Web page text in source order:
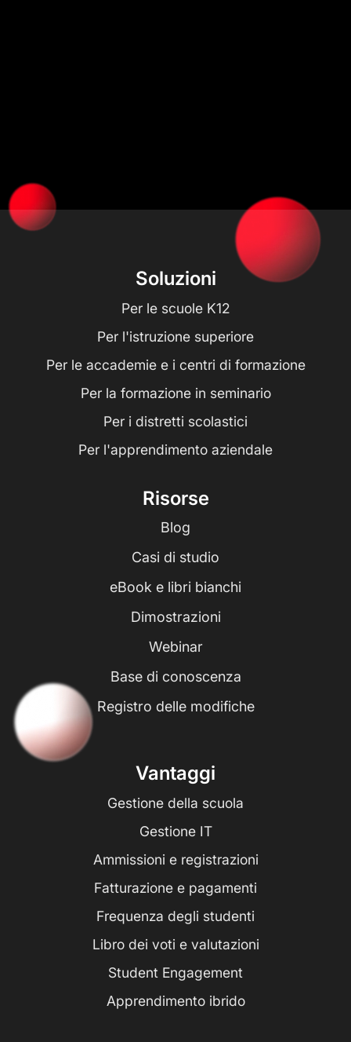
Soluzioni
Per le scuole K12
Per l'istruzione superiore
Per le accademie e i centri di formazione
Per la formazione in seminario
Per i distretti scolastici
Per l'apprendimento aziendale
Risorse
Blog
Casi di studio
eBook e libri bianchi
Dimostrazioni
Webinar
Base di conoscenza
Registro delle modifiche
Vantaggi
Gestione della scuola
Gestione IT
Ammissioni e registrazioni
Fatturazione e pagamenti
Frequenza degli studenti
Libro dei voti e valutazioni
Student Engagement
Apprendimento ibrido